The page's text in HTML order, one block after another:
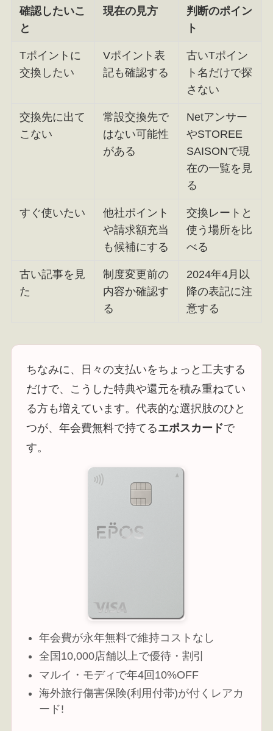
確認したいこ
と
現在の見方
判断のポイン
ト
Tポイントに
交換したい
Vポイント表
記も確認する
古いTポイン
ト名だけで探
さない
交換先に出て
こない
常設交換先で
はない可能性
がある
Netアンサー
やSTOREE
SAISONで現
在の一覧を見
る
すぐ使いたい
他社ポイント
や請求額充当
も候補にする
交換レートと
使う場所を比
べる
古い記事を見
た
制度変更前の
内容か確認す
る
2024年4月以
降の表記に注
意する
ちなみに、日々の支払いをちょっと工夫する
だけで、こうした特典や還元を積み重ねてい
る方も増えています。代表的な選択肢のひと
つが、年会費無料で持てるエポスカードで
す。
年会費が永年無料で維持コストなし
全国10,000店舗以上で優待・割引
マルイ・モディで年4回10%OFF
海外旅行傷害保険(利用付帯)が付くレアカ
ード!